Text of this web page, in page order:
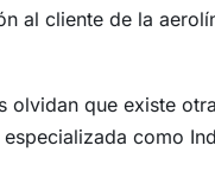
al cliente de la
olvidan que existe
como